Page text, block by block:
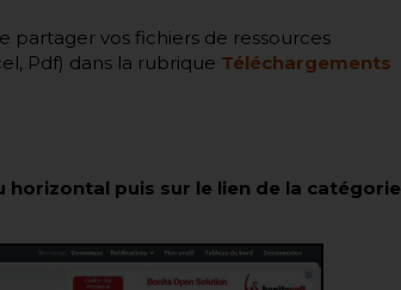
partager vos fichiers de ressources
Pdf) dans la rubrique Téléchargements
horizontal puis sur le lien de la catégorie